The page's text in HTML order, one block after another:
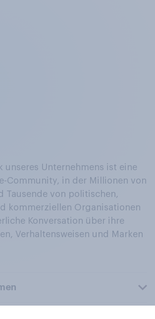
unseres Unternehmens ist eine
Community, in der Millionen von
Tausende von politischen,
kommerziellen Organisationen
Konversation über ihre
Verhaltensweisen und Marken
Kunden